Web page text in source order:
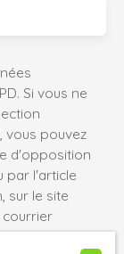
Si vous ne
vous pouvez
d'opposition
par l'article
sur le site